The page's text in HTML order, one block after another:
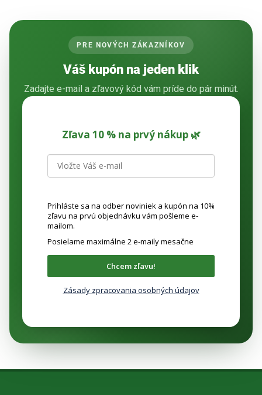
PRE NOVÝCH ZÁKAZNÍKOV
Váš kupón na jeden klik
Zadajte e-mail a zľavový kód vám príde do pár minút.
Zľava 10 % na prvý nákup 🌿
Prihláste sa na odber noviniek a kupón na 10%
zľavu na prvú objednávku vám pošleme e-
mailom.
Posielame maximálne 2 e-maily mesačne
Chcem zľavu!
Zásady zpracovania osobných údajov